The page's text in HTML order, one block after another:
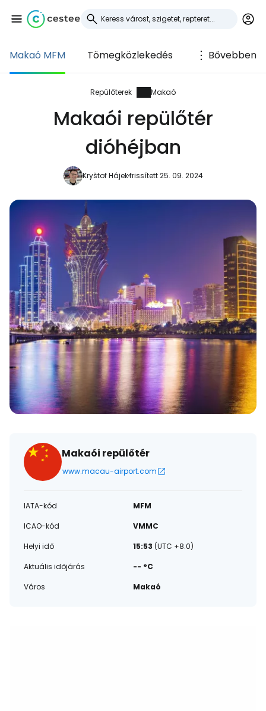
Makaó MFM Tömegközlekedés Bővebben
Repülőterek Makaó
Makaói repülőtér
dióhéjban
Kryštof Hájekfrissített 25. 09. 2024
Makaói repülőtér
www.macau-airport.com
IATA-kód
MFM
ICAO-kód
VMMC
Helyi idő
15:53 (UTC +8.0)
Aktuális időjárás
-- °C
Város
Makaó
Bejelentkezés a
Cestee-be
... az utazási közösség világszerte
Folytatás a Google-lal
Folytatás a Facebookkal
Folytassa e-mailben